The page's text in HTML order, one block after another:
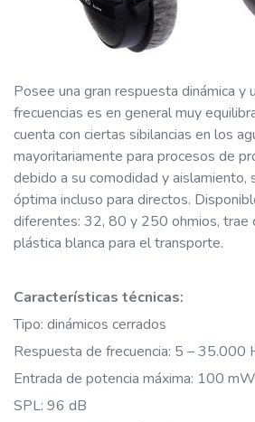
Posee una gran respuesta dinámica y
frecuencias es en general muy
cuenta con ciertas sibilancias en los
mayoritariamente para procesos de
debido a su comodidad y aislamiento,
óptima incluso para directos.
diferentes: 32, 80 y 250 ohmios, trae
plástica blanca para el transporte.
Características técnicas:
Tipo: dinámicos cerrados
Respuesta de frecuencia: 5 – 35.000
Entrada de potencia máxima: 100 mW
SPL: 96 dB